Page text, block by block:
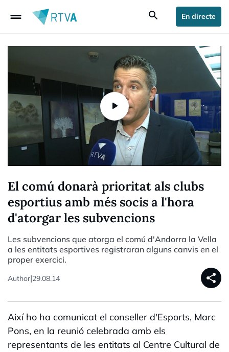
drag_handle search En directe
El comú donarà prioritat als clubs
esportius amb més socis a l'hora
d'atorgar les subvencions
Les subvencions que atorga el comú d'Andorra la Vella
a les entitats esportives registraran alguns canvis en el
proper exercici.
Author|29.08.14 share
Així ho ha comunicat el conseller d'Esports, Marc
Pons, en la reunió celebrada amb els
representants de les entitats al Centre Cultural de